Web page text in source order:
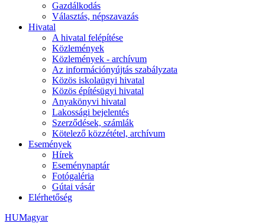
Gazdálkodás
Választás, népszavazás
Hivatal
A hivatal felépítése
Közlemények
Közlemények - archívum
Az információnyújtás szabályzata
Közös iskolaügyi hivatal
Közös építésügyi hivatal
Anyakönyvi hivatal
Lakossági bejelentés
Szerződések, számlák
Kötelező közzététel, archívum
Események
Hírek
Eseménynaptár
Fotógaléria
Gútai vásár
Elérhetőség
HUMagyar